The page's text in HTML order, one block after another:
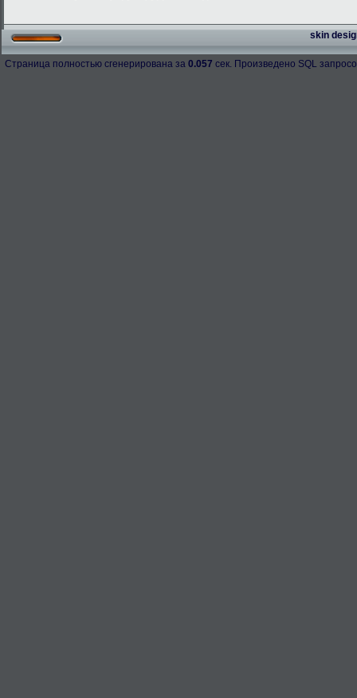
skin
Страница полностью сгенерирована за 0.057 сек. Произведено SQL